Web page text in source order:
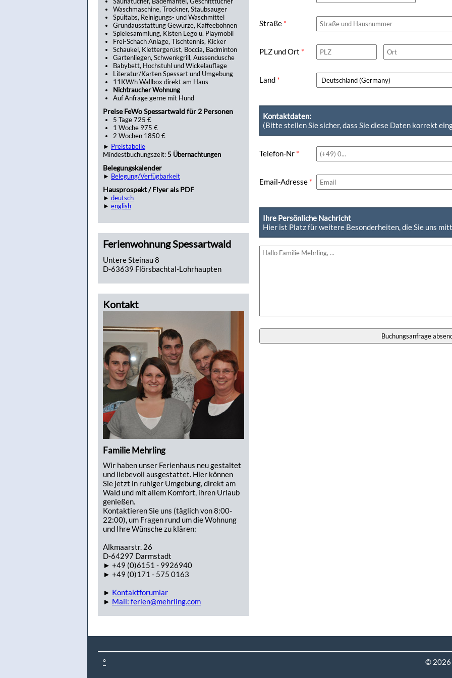
Waschmaschine, Trockner, Staubsauger
Spültabs, Reinigungs- und Waschmittel
Grundausstattung Gewürze, Kaffeebohnen
Spielesammlung, Kisten Lego u. Playmobil
Frei-Schach Anlage, Tischtennis, Kicker
Schaukel, Klettergerüst, Boccia, Badminton
Gartenliegen, Schwenkgrill, Aussendusche
Babybett, Hochstuhl und Wickelauflage
Literatur/Karten Spessart und Umgebung
11KW/h Wallbox direkt am Haus
Nichtraucher Wohnung
Auf Anfrage gerne mit Hund
Preise FeWo Spessartwald für 2 Personen
5 Tage 725 €
1 Woche 975 €
2 Wochen 1850 €
► Preistabelle
Mindestbuchungszeit:5 Übernachtungen
Belegungskalender
► Belegung/Verfügbarkeit
Hausprospekt / Flyer als PDF
► deutsch
► english
Ferienwohnung Spessartwald
Untere Steinau 8
D-63639 Flörsbachtal-Lohrhaupten
Kontakt
Familie Mehrling
Wir haben unser Ferienhaus neu gestaltet
und liebevoll ausgestattet. Hier können
Sie jetzt in ruhiger Umgebung, direkt am
Wald und mit allem Komfort, ihren Urlaub
genießen.
Kontaktieren Sie uns (täglich von 8:00-
22:00), um Fragen rund um die Wohnung
und Ihre Wünsche zu klären:
Alkmaarstr. 26
D-64297 Darmstadt
► +49 (0)6151 - 9926940
► +49 (0)171 - 575 0163
► Kontaktforumlar
► Mail: ferien@mehrling.com
Straße *
PLZ und Ort *
Land *
Kontaktdaten:
(Bitte stellen Sie sicher, dass Sie diese Daten korrekt
Telefon-Nr *
Email-Adresse *
Ihre Persönliche Nachricht
Hier ist Platz für weitere Besonderheiten, die Sie uns
° © 2026